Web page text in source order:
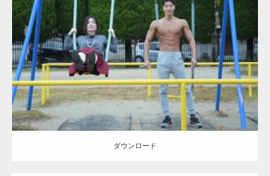
Update: 2021.07.6
Category:公園のマッチョ その他 AKIHITO(細マッチョ) 腹筋 大胸筋
ダウンロード
ダウンロード